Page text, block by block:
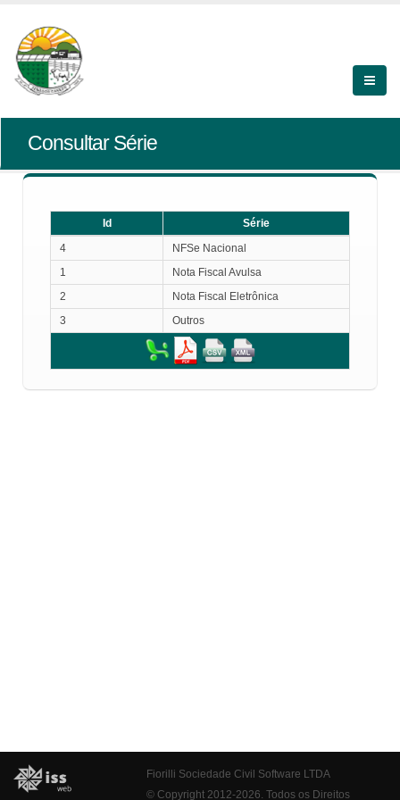
Consultar Série
Id
Série
Série
4
NFSe Nacional
1
Nota Fiscal Avulsa
2
Nota Fiscal Eletrônica
3
Outros
Fiorilli Sociedade Civil Software LTDA
© Copyright 2012-2026. Todos os Direitos